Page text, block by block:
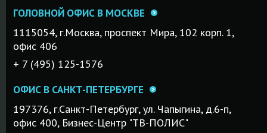
ГОЛОВНОЙ ОФИС В МОСКВЕ
1115054, г.Mосква, проспект Мира, 102 корп. 1,
офис 406
+ 7 (495) 125-1576
ОФИС В САНКТ-ПЕТЕРБУРГЕ
197376, г.Санкт-Петербург, ул. Чапыгина, д.6-п,
офис 400, Бизнес-Центр "ТВ-ПОЛИС"